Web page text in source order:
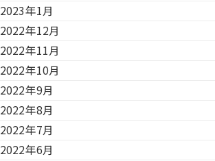
2023年1月
2022年12月
2022年11月
2022年10月
2022年9月
2022年8月
2022年7月
2022年6月